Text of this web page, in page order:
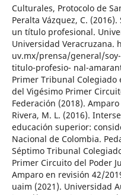
Culturales, Protocolo de
Peralta Vázquez, C.
un título profesional.
Universidad Veracruzana.
uv.mx/prensa/general/
titulo-profesio- nal-
Primer Tribunal
del Vigésimo Primer
Federación (2018).
Rivera, M. L. (2016).
educación superior:
Nacional de Colombia.
Séptimo Tribunal
Primer Circuito del Poder
Amparo en revisión 42/
uaim (2021). Universidad